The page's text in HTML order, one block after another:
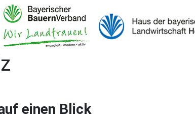
einen Blick